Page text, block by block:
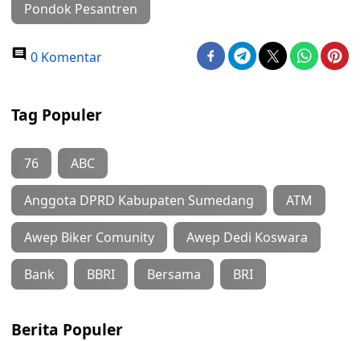
Pondok Pesantren
0 Komentar
Tag Populer
76 ABC
Anggota DPRD Kabupaten Sumedang ATM
Awep Biker Comunity Awep Dedi Koswara
Bank BBRI Bersama BRI
Berita Populer